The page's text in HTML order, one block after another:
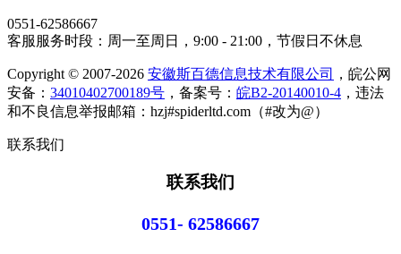
0551-62586667
客服服务时段：周一至周日，9:00 - 21:00，节假日不休息
Copyright © 2007-2026 安徽斯百德信息技术有限公司
，皖公网
安备： 34010402700189号 ，备案号： 皖B2-20140010-4 ，违法
和不良信息举报邮箱：hzj#spiderltd.com（#改为@）
联系我们
联系我们
0551- 62586667